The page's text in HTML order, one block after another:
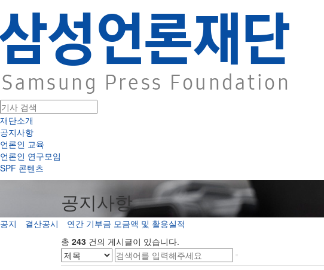
재단소개
공지사항
언론인 교육
언론인 연구모임
SPF 콘텐츠
공지사항
공지 결산공시
연간 기부금 모금액 및 활용실적
총 243 건의 게시글이 있습니다.